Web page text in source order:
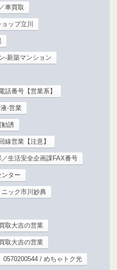
車買取
ップ立川
-新築マンション
話番号【営業系】
-営業
誘
線営業【注意】
生活安全企画課FAX番号
ター
ック市川妙典
取大吉の営業
取大吉の営業
0570200544 / めちゃトク光